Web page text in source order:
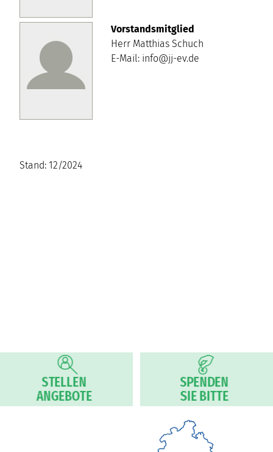
Vorstandsmitglied
Herr Matthias Schuch
E-Mail: info@jj-ev.de
Stand: 12/2024